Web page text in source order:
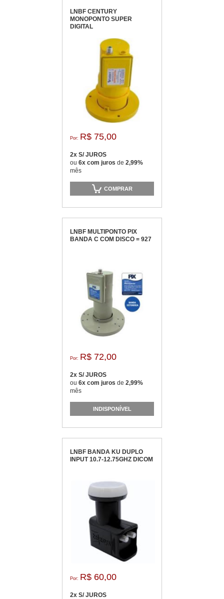
LNBF CENTURY
MONOPONTO SUPER
DIGITAL
Por: R$ 75,00
2x S/ JUROS
ou 6x com juros de 2,99%
mês
COMPRAR
LNBF MULTIPONTO PIX
BANDA C COM DISCO = 927
Por: R$ 72,00
2x S/ JUROS
ou 6x com juros de 2,99%
mês
INDISPONÍVEL
LNBF BANDA KU DUPLO
INPUT 10.7-12.75GHZ DICOM
Por: R$ 60,00
2x S/ JUROS